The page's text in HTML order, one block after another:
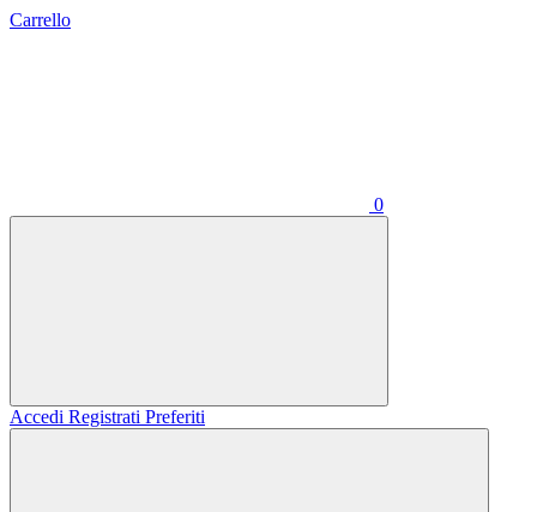
Carrello
0
Accedi Registrati Preferiti